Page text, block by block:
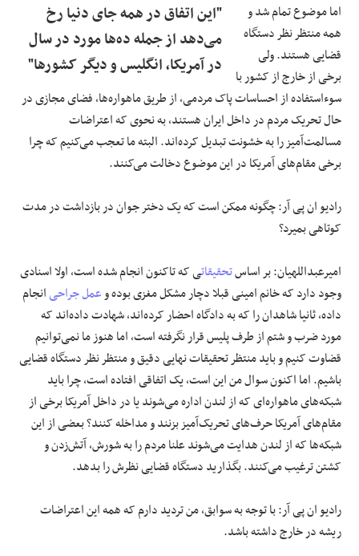
"این اتفاق در همه جای دنیا رخ
می‌دهد از جمله ده‌ها مورد در سال
در آمریکا، انگلیس و دیگر کشورها"
اما موضوع تمام شد و
همه منتظر نظر دستگاه
قضایی هستند. ولی
برخی از خارج از کشور با
سوءاستفاده از احساسات پاک مردمی، از طریق ماهواره‌ها، فضای مجازی در
حال تحریک مردم در داخل ایران هستند، به نحوی که اعتراضات
مسالمت‌آمیز را به خشونت تبدیل کرده‌اند. البته ما تعجب می‌کنیم که چرا
برخی مقام‌های آمریکا در این موضوع دخالت می‌کنند.
رادیو ان پی آر: چگونه ممکن است که یک دختر جوان در بازداشت در مدت
کوتاهی بمیرد؟
امیرعبداللهیان: بر اساستحقیقاتی که تاکنون انجام شده است، اولا اسنادی
وجود دارد که خانم امینی قبلا دچار مشکل مغزی بوده وعمل جراحیانجام
داده، ثانیا شاهدان را که به دادگاه احضار کرده‌اند، شهادت داده‌اند که
مورد ضرب و شتم از طرف پلیس قرار نگرفته است، اما هنوز ما نمی‌توانیم
قضاوت کنیم و باید منتظر تحقیقات نهایی دقیق و منتظر نظر دستگاه قضایی
باشیم. اما اکنون سوال من این است، یک اتفاقی افتاده است، چرا باید
شبکه‌های ماهواره‌ای که از لندن اداره می‌شوند یا در داخل آمریکا برخی از
مقام‌های آمریکا حرف‌های تحریک‌آمیز بزنند و مداخله کنند؟ بعضی از این
شبکه‌ها که از لندن هدایت می‌شوند علنا مردم را به شورش، آتش‌زدن و
کشتن ترغیب می‌کنند. بگذارید دستگاه قضایی نظرش را بدهد.
رادیو ان پی آر: با توجه به سوابق، من تردید دارم که همه این اعتراضات
ریشه در خارج داشته باشد.